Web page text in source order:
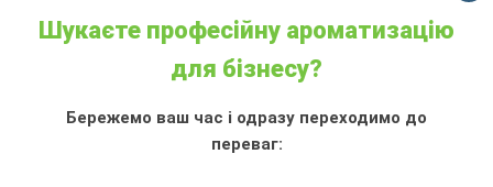
CHANEL «COCO
MADEMOISELLE INTENSE»
Може використовуватися:Бутіки
нішевої парфумерії. Вечірні лаунжі та
Шукаєте професійну ароматизацію
для бізнесу?
Бережемо ваш час і одразу переходимо до
переваг: